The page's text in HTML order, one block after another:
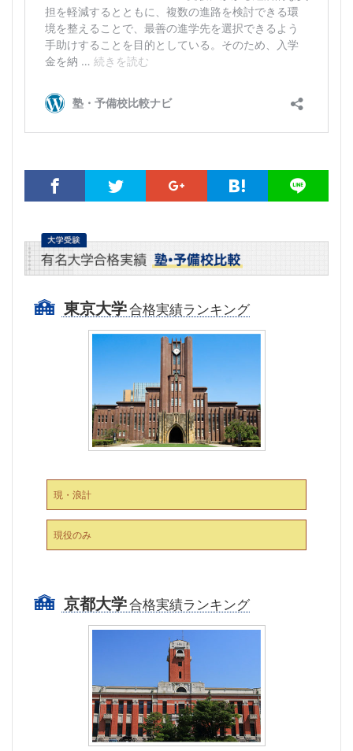
東京大学合格実績ランキング
現・浪計
現役のみ
京都大学合格実績ランキング